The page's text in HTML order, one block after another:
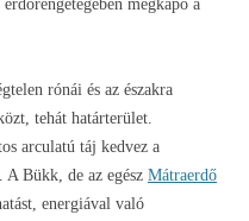
megkapó a
rónái és az északra
tehát határterület.
arculatú táj kedvez a
A Bükk, de az egész Mátraerdő
energiával való